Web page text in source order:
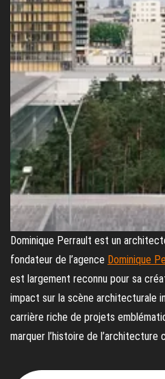
Dominique Perrault est un
fondateur de l’agence Dominique
est largement reconnu pour sa
impact sur la scène architecturale
carrière riche de projets
marquer l’histoire de l’architecture